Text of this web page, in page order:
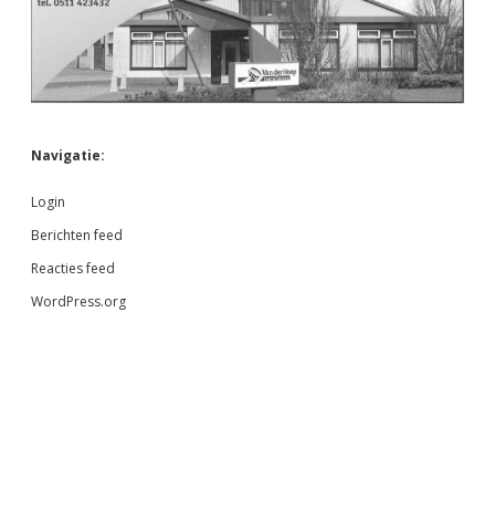
Navigatie:
Login
Berichten feed
Reacties feed
WordPress.org